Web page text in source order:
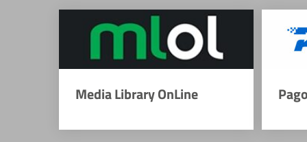
Media Library OnLine